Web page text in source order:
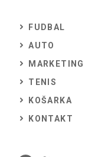
FUDBAL
AUTO
MARKETING
TENIS
KOŠARKA
KONTAKT